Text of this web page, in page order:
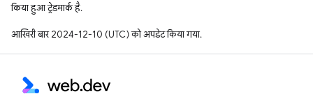
किया हुआ ट्रेडमार्क है.
आखिरी बार 2024-12-10 (UTC) को अपडेट किया गया.